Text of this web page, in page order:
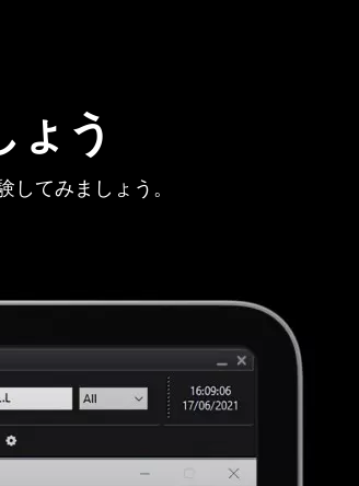
ょう
てみましょう。